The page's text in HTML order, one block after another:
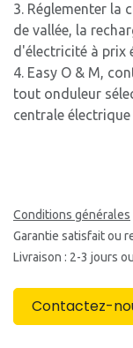
3. Réglementer la
de vallée, la
d'électricité à prix
4. Easy O & M,
tout onduleur
centrale
Conditions générales
Garantie satisfait ou
Livraison : 2-3 jours
Contactez-